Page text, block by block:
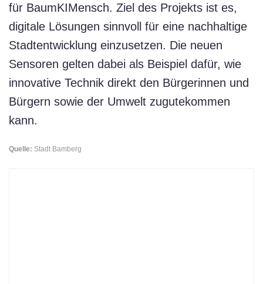
für BaumKIMensch. Ziel des Projekts ist es,
digitale Lösungen sinnvoll für eine nachhaltige
Stadtentwicklung einzusetzen. Die neuen
Sensoren gelten dabei als Beispiel dafür, wie
innovative Technik direkt den Bürgerinnen und
Bürgern sowie der Umwelt zugutekommen
kann.
Quelle: Stadt Bamberg